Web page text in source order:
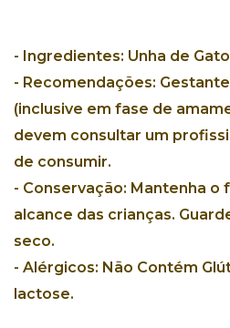
- Ingredientes: Unha de
- Recomendações:
(inclusive em fase de
devem consultar um
de consumir.
- Conservação: Mantenha o
alcance das crianças.
seco.
- Alérgicos: Não Contém
lactose.